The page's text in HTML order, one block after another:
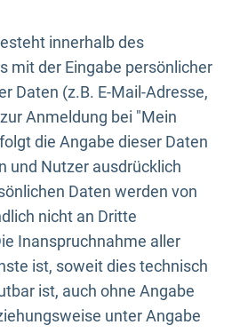
innerhalb des
mit der Eingabe persönlicher
Daten (z.B. E-Mail-Adresse,
Anmeldung bei "Mein
die Angabe dieser Daten
und Nutzer ausdrücklich
Daten werden von
nicht an Dritte
Inanspruchnahme aller
ist, soweit dies technisch
ist, auch ohne Angabe
unter Angabe